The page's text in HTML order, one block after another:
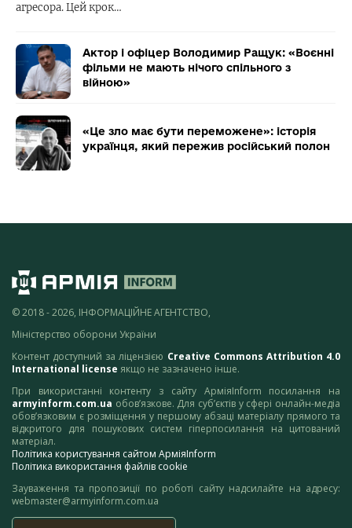
агресора. Цей крок…
Актор і офіцер Володимир Ращук: «Воєнні
фільми не мають нічого спільного з
війною»
«Це зло має бути переможене»: історія
українця, який пережив російський полон
© 2018 - 2026, ІНФОРМАЦІЙНЕ АГЕНТСТВО,
Міністерство оборони України
Контент доступний за ліцензією Creative Commons Attribution 4.0
International license якщо не зазначено інше.
При використанні контенту з сайту АрміяInform посилання на
armyinform.com.ua обов’язкове. Для суб’єктів у сфері онлайн-медіа
обов’язковим є розміщення у першому абзаці матеріалу прямого та
відкритого для пошукових систем гіперпосилання на цитований
матеріал.
Політика користування сайтом АрміяInform
Політика використання файлів cookie
Зауваження та пропозиції по роботі сайту надсилайте на адресу:
webmaster@armyinform.com.ua